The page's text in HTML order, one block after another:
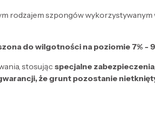
rodzajem szpongów
do wilgotności na poziomie 7% -
stosując specjalne zabezpieczenia
że grunt pozostanie